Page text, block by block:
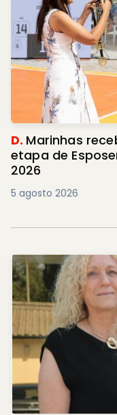
D. Marinhas
etapa de
2026
5 agosto 2026